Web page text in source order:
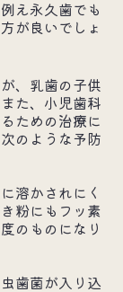
え永久歯でも
が良いでしょ
、乳歯の子供
た、小児歯科
ための治療に
のような予防
溶かされにく
粉にもフッ素
のものになり
歯菌が入り込